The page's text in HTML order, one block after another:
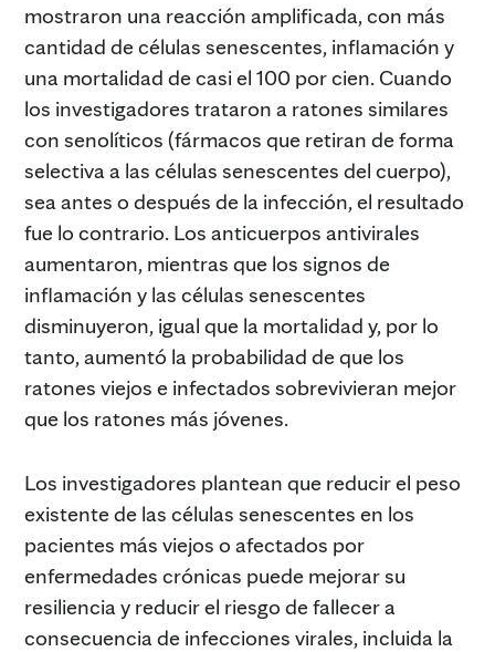
mostraron una reacción amplificada, con más
cantidad de células senescentes, inflamación y
una mortalidad de casi el 100 por cien. Cuando
los investigadores trataron a ratones similares
con senolíticos (fármacos que retiran de forma
selectiva a las células senescentes del cuerpo),
sea antes o después de la infección, el resultado
fue lo contrario. Los anticuerpos antivirales
aumentaron, mientras que los signos de
inflamación y las células senescentes
disminuyeron, igual que la mortalidad y, por lo
tanto, aumentó la probabilidad de que los
ratones viejos e infectados sobrevivieran mejor
que los ratones más jóvenes.
Los investigadores plantean que reducir el peso
existente de las células senescentes en los
pacientes más viejos o afectados por
enfermedades crónicas puede mejorar su
resiliencia y reducir el riesgo de fallecer a
consecuencia de infecciones virales, incluida la